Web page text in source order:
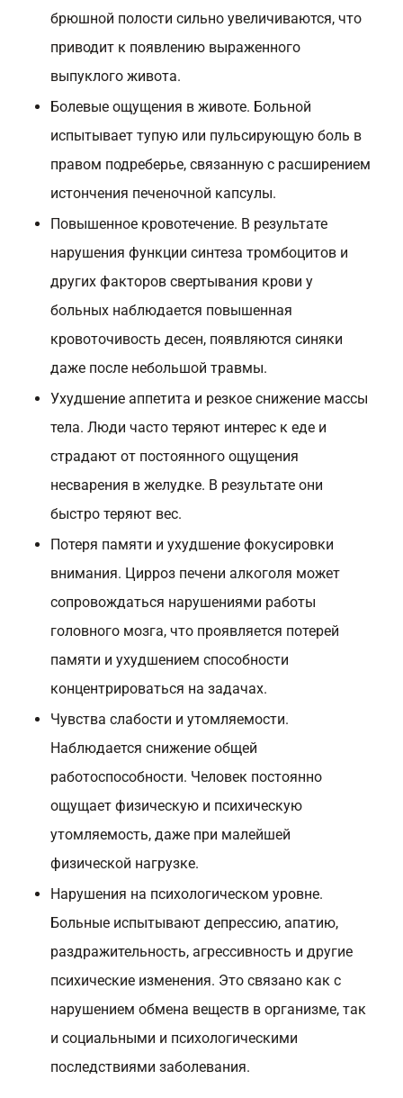
брюшной полости сильно увеличиваются, что
приводит к появлению выраженного
выпуклого живота.
Болевые ощущения в животе. Больной
испытывает тупую или пульсирующую боль в
правом подреберье, связанную с расширением
истончения печеночной капсулы.
Повышенное кровотечение. В результате
нарушения функции синтеза тромбоцитов и
других факторов свертывания крови у
больных наблюдается повышенная
кровоточивость десен, появляются синяки
даже после небольшой травмы.
Ухудшение аппетита и резкое снижение массы
тела. Люди часто теряют интерес к еде и
страдают от постоянного ощущения
несварения в желудке. В результате они
быстро теряют вес.
Потеря памяти и ухудшение фокусировки
внимания. Цирроз печени алкоголя может
сопровождаться нарушениями работы
головного мозга, что проявляется потерей
памяти и ухудшением способности
концентрироваться на задачах.
Чувства слабости и утомляемости.
Наблюдается снижение общей
работоспособности. Человек постоянно
ощущает физическую и психическую
утомляемость, даже при малейшей
физической нагрузке.
Нарушения на психологическом уровне.
Больные испытывают депрессию, апатию,
раздражительность, агрессивность и другие
психические изменения. Это связано как с
нарушением обмена веществ в организме, так
и социальными и психологическими
последствиями заболевания.